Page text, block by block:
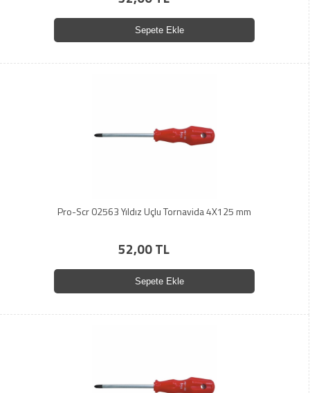
Sepete Ekle
Pro-Scr 02563 Yıldız Uçlu Tornavida 4X125 mm
52,00 TL
Sepete Ekle